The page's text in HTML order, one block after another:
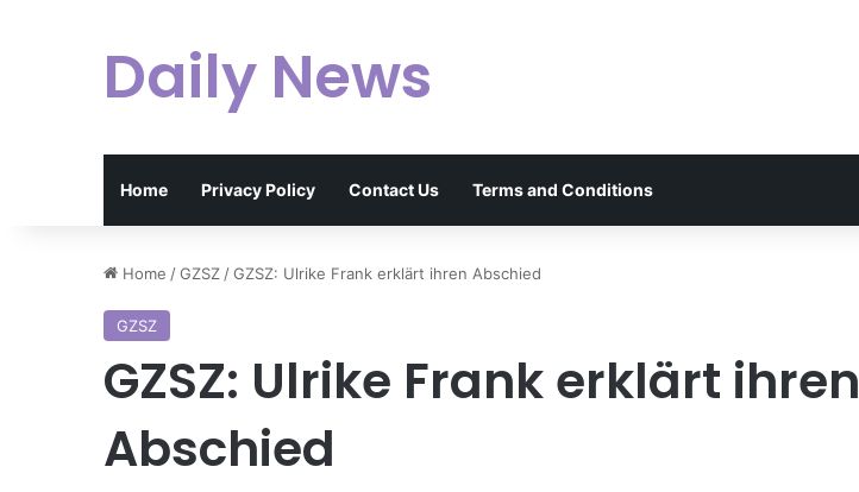
Daily News
Home Privacy Policy Contact Us Terms and Conditions
Home /GZSZ /GZSZ: Ulrike Frank erklärt ihren Abschied
GZSZ
GZSZ: Ulrike Frank erklärt ihren
Abschied